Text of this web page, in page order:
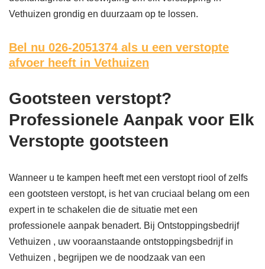
Vethuizen grondig en duurzaam op te lossen.
Bel nu 026-2051374 als u een verstopte
afvoer heeft in Vethuizen
Gootsteen verstopt?
Professionele Aanpak voor Elk
Verstopte gootsteen
Wanneer u te kampen heeft met een verstopt riool of zelfs
een gootsteen verstopt, is het van cruciaal belang om een
expert in te schakelen die de situatie met een
professionele aanpak benadert. Bij Ontstoppingsbedrijf
Vethuizen , uw vooraanstaande ontstoppingsbedrijf in
Vethuizen , begrijpen we de noodzaak van een